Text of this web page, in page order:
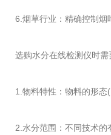
6.烟草行业：精确控制烟
选购水分在线检测仪时需
1.物料特性：物料的形
2.水分范围：不同技术的